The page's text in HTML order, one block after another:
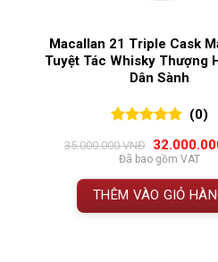
Macallan 21 Triple Cask
Tuyệt Tác Whisky Thượng
Dân Sành
đánh giá
(0)
35.000.000VNĐ
Giá
gốc
là:
35.000.000
Đã bao gồm VAT
THÊM VÀO GIỎ